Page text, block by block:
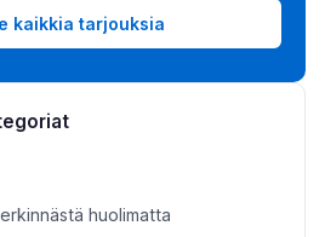
kaikkia tarjouksia
huolimatta